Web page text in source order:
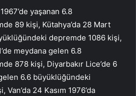
yaşanan 6.8
89 kişi, Kütahya’da 28 Mart
depremde 1086 kişi,
meydana gelen 6.8
878 kişi, Diyarbakır Lice’de 6
6.6 büyüklüğündeki
24 Kasım 1976’da